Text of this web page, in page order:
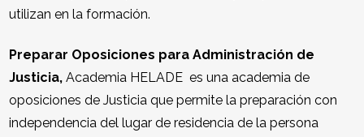
utilizan en la formación.
Preparar Oposiciones para Administración de
Justicia,Academia HELADE es una academia de
oposiciones de Justicia que permite la preparación con
independencia del lugar de residencia de la persona